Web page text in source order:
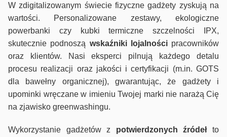
W zdigitalizowanym świecie fizyczne gadżety zyskują na
wartości. Personalizowane zestawy, ekologiczne
powerbanki czy kubki termiczne szczelności IPX,
skutecznie podnoszą wskaźniki lojalnościpracowników
oraz klientów. Nasi eksperci pilnują każdego detalu
procesu realizacji oraz jakości i certyfikacji (m.in. GOTS
dla bawełny organicznej), gwarantując, że gadżety i
upominki wręczane w imieniu Twojej marki nie narażą Cię
na zjawisko greenwashingu.
Wykorzystanie gadżetów z potwierdzonych źródełto